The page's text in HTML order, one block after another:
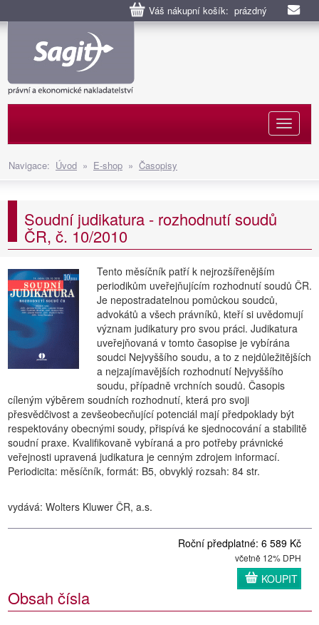
Váš nákupní košík: prázdný
Navigace: Úvod » E-shop » Časopisy
Soudní judikatura - rozhodnutí soudů
ČR, č. 10/2010
Tento měsíčník patří k nejrozšířenějším
periodikům uveřejňujícím rozhodnutí soudů ČR.
Je nepostradatelnou pomůckou soudců,
advokátů a všech právníků, kteří si uvědomují
význam judikatury pro svou práci. Judikatura
uveřejňovaná v tomto časopise je vybírána
soudci Nejvyššího soudu, a to z nejdůležitějších
a nejzajímavějších rozhodnutí Nejvyššího
soudu, případně vrchních soudů. Časopis
cíleným výběrem soudních rozhodnutí, která pro svoji
přesvědčivost a zevšeobecňující potenciál mají předpoklady být
respektovány obecnými soudy, přispívá ke sjednocování a stabilitě
soudní praxe. Kvalifikovaně vybíraná a pro potřeby právnické
veřejnosti upravená judikatura je cenným zdrojem informací.
Periodicita: měsíčník, formát: B5, obvyklý rozsah: 84 str.
vydává: Wolters Kluwer ČR, a.s.
Roční předplatné: 6 589 Kč
včetně 12% DPH
KOUPIT
Obsah čísla